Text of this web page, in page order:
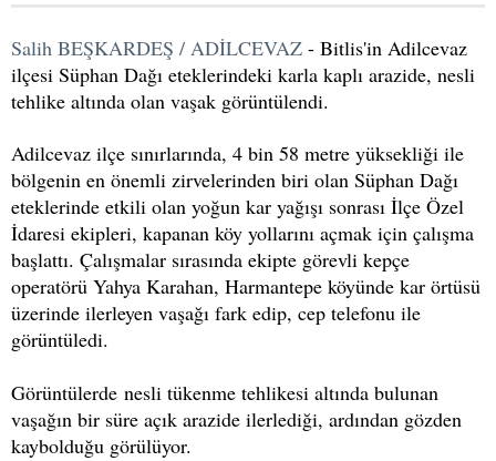
Salih BEŞKARDEŞ / ADİLCEVAZ - Bitlis'in Adilcevaz
ilçesi Süphan Dağı eteklerindeki karla kaplı arazide, nesli
tehlike altında olan vaşak görüntülendi.
Adilcevaz ilçe sınırlarında, 4 bin 58 metre yüksekliği ile
bölgenin en önemli zirvelerinden biri olan Süphan Dağı
eteklerinde etkili olan yoğun kar yağışı sonrası İlçe Özel
İdaresi ekipleri, kapanan köy yollarını açmak için çalışma
başlattı. Çalışmalar sırasında ekipte görevli kepçe
operatörü Yahya Karahan, Harmantepe köyünde kar örtüsü
üzerinde ilerleyen vaşağı fark edip, cep telefonu ile
görüntüledi.
Görüntülerde nesli tükenme tehlikesi altında bulunan
vaşağın bir süre açık arazide ilerlediği, ardından gözden
kaybolduğu görülüyor.